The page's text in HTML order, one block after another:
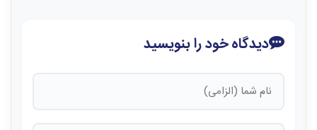
دیدگاه خود را بنویسید